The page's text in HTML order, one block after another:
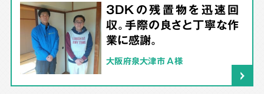
3DKの残置物を迅速回
収。手際の良さと丁寧な作
業に感謝。
大阪府泉大津市 A様